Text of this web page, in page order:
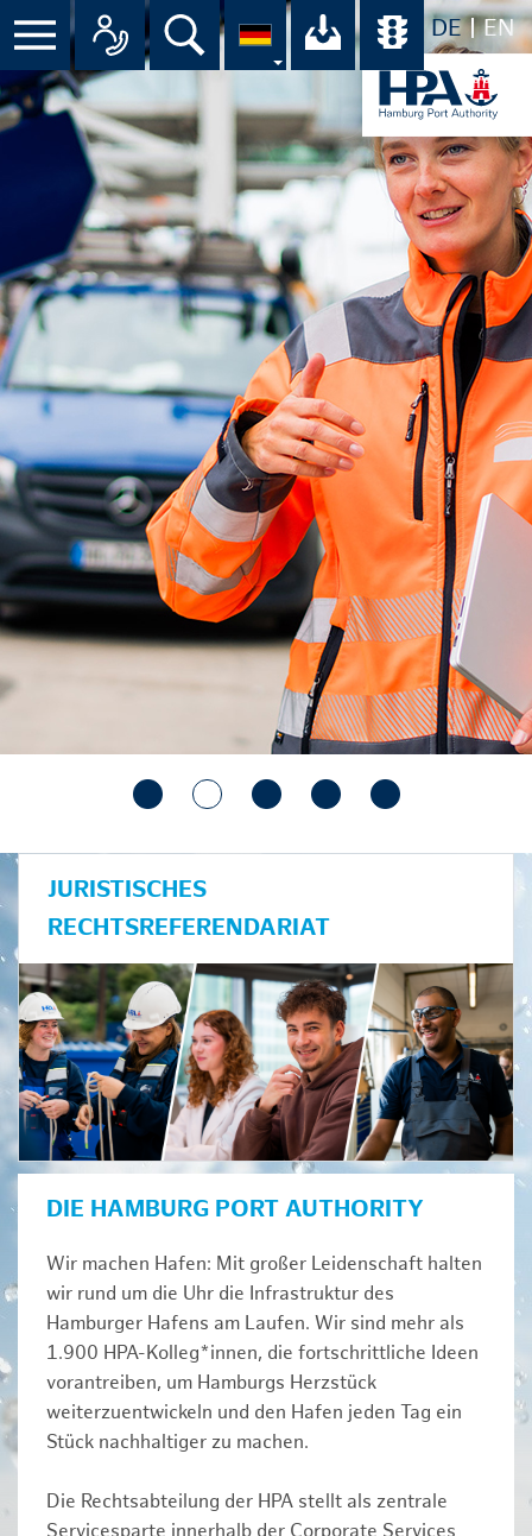
DE EN
Menü Alle Ansprechpartner im
Suche Ihr Download-
JURISTISCHES
RECHTSREFERENDARIAT
DIE HAMBURG PORT AUTHORITY
Wir machen Hafen: Mit großer Leidenschaft halten
wir rund um die Uhr die Infrastruktur des
Hamburger Hafens am Laufen. Wir sind mehr als
1.900 HPA-Kolleg*innen, die fortschrittliche Ideen
vorantreiben, um Hamburgs Herzstück
weiterzuentwickeln und den Hafen jeden Tag ein
Stück nachhaltiger zu machen.
Die Rechtsabteilung der HPA stellt als zentrale